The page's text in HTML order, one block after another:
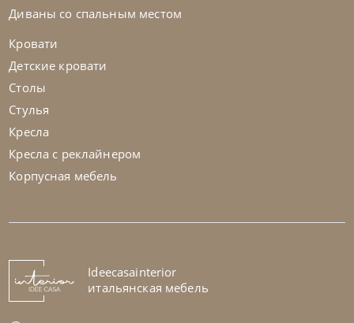
Диван Megan
На заказ 45-90 дн
Диваны со спальным местом
Кровати
Детские кровати
Столы
Стулья
Кресла
Кресла с реклайнером
Корпусная мебель
Ideecasainterior
итальянская мебель